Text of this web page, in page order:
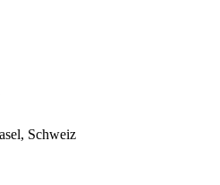
Schweiz